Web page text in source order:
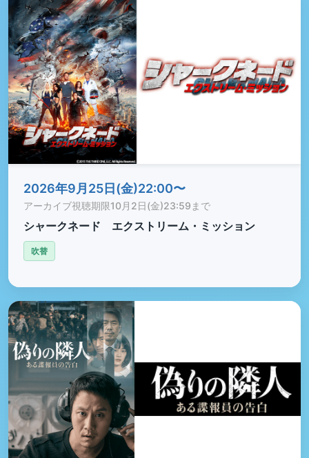
2026年9月25日(金)22:00〜
アーカイブ視聴期限10月2日(金)23:59まで
シャークネード エクストリーム・ミッション
吹替